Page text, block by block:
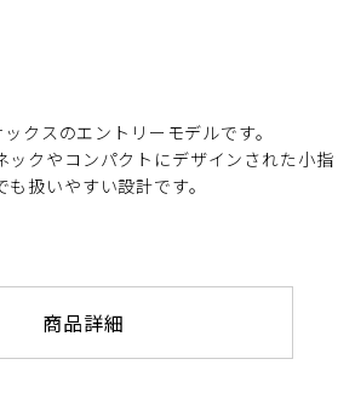
クスのエントリーモデルです。
ックやコンパクトにデザインされた小指
扱いやすい設計です。
商品詳細